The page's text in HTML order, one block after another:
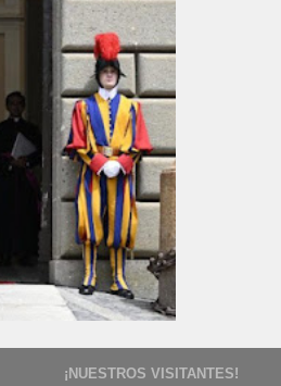
¡NUESTROS VISITANTES!